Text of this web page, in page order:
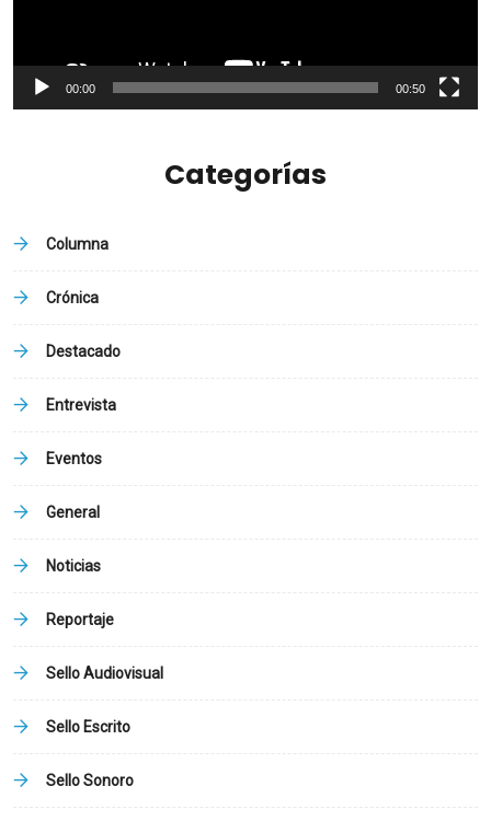
00:00 00:50
Categorías
Columna
Crónica
Destacado
Entrevista
Eventos
General
Noticias
Reportaje
Sello Audiovisual
Sello Escrito
Sello Sonoro